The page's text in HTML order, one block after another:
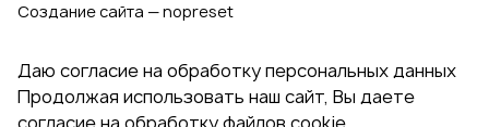
Создание сайта — nopreset
Даю согласие на обработку персональных данных
Продолжая использовать наш сайт, Вы даете